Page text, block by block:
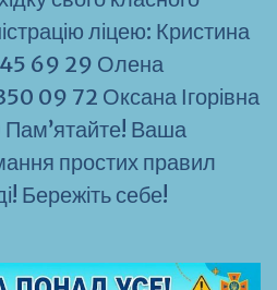
ліцею: Кристина
69 29 Олена
09 72 Оксана Ігорівна
Ваша
простих правил
Бережіть себе!